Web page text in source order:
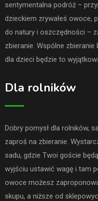
sentymentalna podróż –
dzieckiem zrywałeś owoce,
do natury i oszczędności –
zbieranie. Wspólne
dla dzieci będzie to
Dla rolników
Dobry pomysł dla rolników,
zaproś na zbieranie.
sadu, gdzie Twoi goście
wyjściu ustawić wagę i tam
owoce możesz
skupu, a niższe od